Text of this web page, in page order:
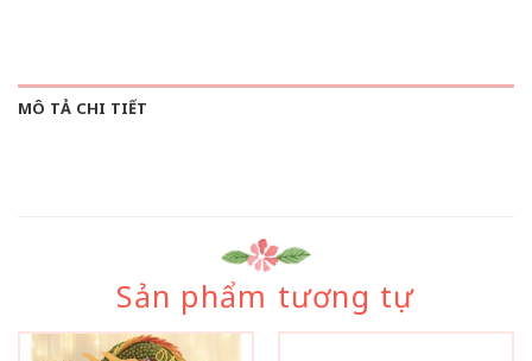
MÔ TẢ CHI TIẾT
Sản phẩm tương tự